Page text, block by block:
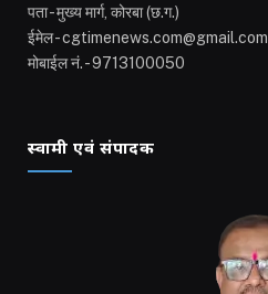
पता - मुख्य मार्ग, कोरबा (छ.ग.)
ईमेल - cgtimenews.com@gmail.com
मोबाईल नं. - 9713100050
स्वामी एवं संपादक